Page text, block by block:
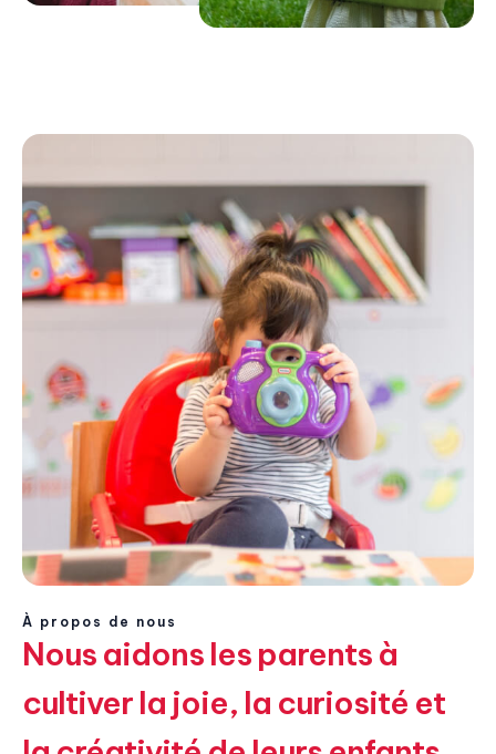
À propos de nous
Nous aidons les parents à
cultiver la joie, la curiosité et